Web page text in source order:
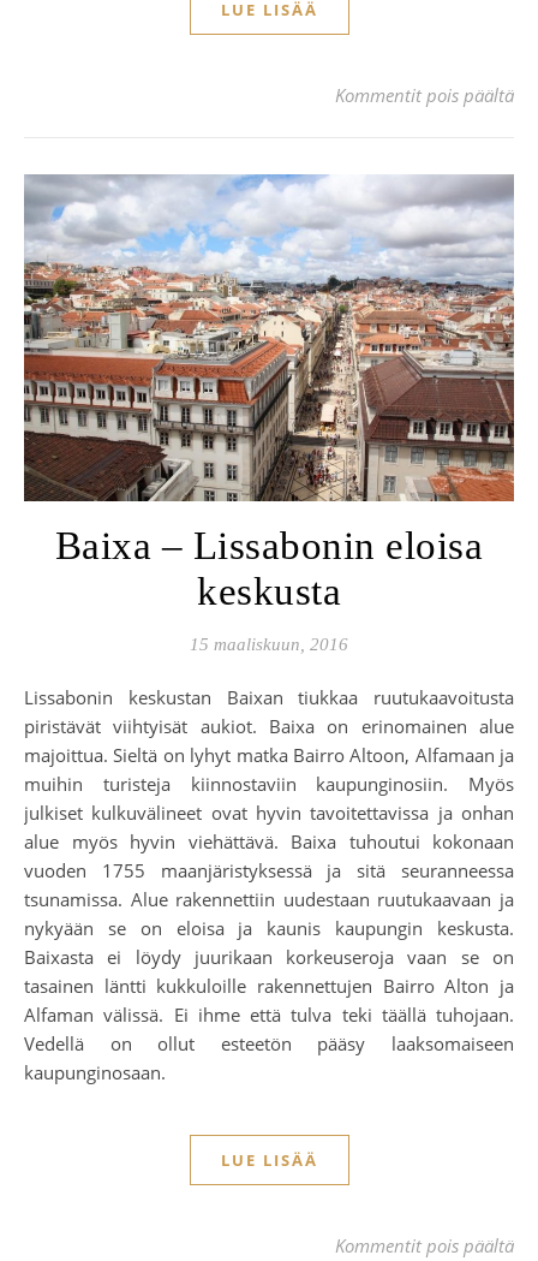
LUE LISÄÄ
Kommentit pois päältä
Baixa – Lissabonin eloisa
keskusta
15 maaliskuun, 2016
Lissabonin keskustan Baixan tiukkaa ruutukaavoitusta
piristävät viihtyisät aukiot. Baixa on erinomainen alue
majoittua. Sieltä on lyhyt matka Bairro Altoon, Alfamaan ja
muihin turisteja kiinnostaviin kaupunginosiin. Myös
julkiset kulkuvälineet ovat hyvin tavoitettavissa ja onhan
alue myös hyvin viehättävä. Baixa tuhoutui kokonaan
vuoden 1755 maanjäristyksessä ja sitä seuranneessa
tsunamissa. Alue rakennettiin uudestaan ruutukaavaan ja
nykyään se on eloisa ja kaunis kaupungin keskusta.
Baixasta ei löydy juurikaan korkeuseroja vaan se on
tasainen läntti kukkuloille rakennettujen Bairro Alton ja
Alfaman välissä. Ei ihme että tulva teki täällä tuhojaan.
Vedellä on ollut esteetön pääsy laaksomaiseen
kaupunginosaan.
LUE LISÄÄ
Kommentit pois päältä